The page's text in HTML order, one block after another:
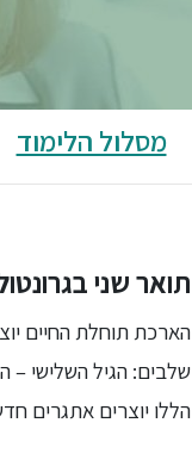
מסלול הלימוד
תואר שני
הארכת תוחלת החיים
שלבים: הגיל השלישי –
הללו יוצרים אתגרים